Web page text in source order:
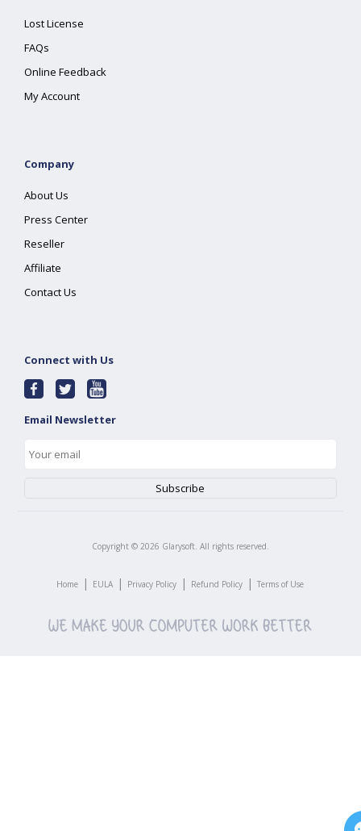
Lost License
FAQs
Online Feedback
My Account
Company
About Us
Press Center
Reseller
Affiliate
Contact Us
Connect with Us
Email Newsletter
Copyright © 2026 Glarysoft. All rights reserved.
Home | EULA | Privacy Policy | Refund Policy | Terms of Use